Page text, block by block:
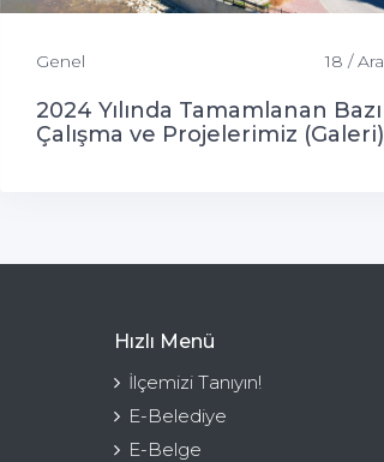
Genel 18 / Ara
2024 Yılında Tamamlanan Bazı
Çalışma ve Projelerimiz (Galeri)
Hızlı Menü
İlçemizi Tanıyın!
E-Belediye
E-Belge